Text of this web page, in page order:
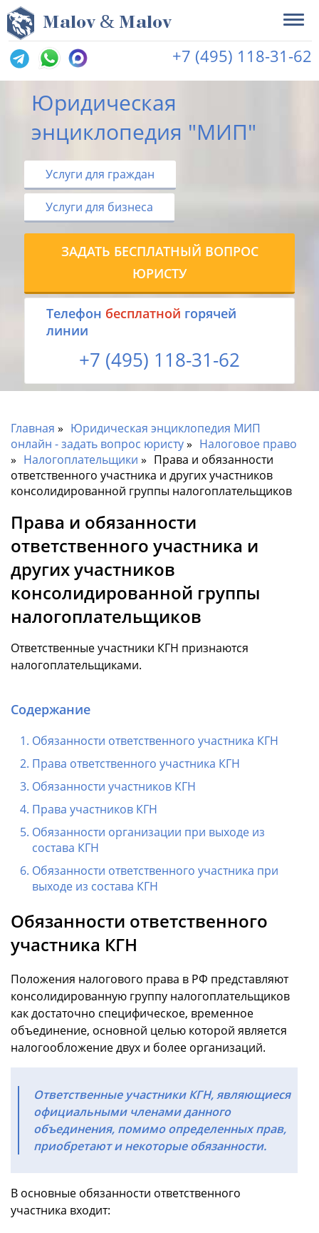
Malov & Malov
+7 (495) 118-31-62
Юридическая
энциклопедия "МИП"
Услуги для граждан
Услуги для бизнеса
ЗАДАТЬ БЕСПЛАТНЫЙ ВОПРОС
ЮРИСТУ
Tелефон бесплатной горячей
линии
+7 (495) 118-31-62
Главная
Юридическая энциклопедия МИП
онлайн - задать вопрос юристу
Налоговое право
Налогоплательщики
Права и обязанности
ответственного участника и других участников
консолидированной группы налогоплательщиков
Права и обязанности
ответственного участника и
других участников
консолидированной группы
налогоплательщиков
Ответственные участники КГН признаются
налогоплательщиками.
Содержание
Обязанности ответственного участника КГН
Права ответственного участника КГН
Обязанности участников КГН
Права участников КГН
Обязанности организации при выходе из
состава КГН
Обязанности ответственного участника при
выходе из состава КГН
Обязанности ответственного
участника КГН
Положения налогового права в РФ представляют
консолидированную группу налогоплательщиков
как достаточно специфическое, временное
объединение, основной целью которой является
налогообложение двух и более организаций.
Ответственные участники КГН, являющиеся
официальными членами данного
объединения, помимо определенных прав,
приобретают и некоторые обязанности.
В основные обязанности ответственного
участника входит: